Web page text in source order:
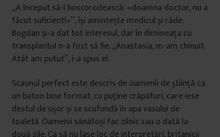
„A început să-l boscorodească: «doamna doctor, nu a
făcut suficient!»”, își amintește medicul și râde.
Bogdan și-a dat tot interesul, dar în dimineața cu
transplantul n-a fost să fie. „Anastasia, m-am chinuit.
Atât am putut”, i-a spus el.
Scaunul perfect este descris de oamenii de știință ca
un baton bine format, cu puține crăpături, care iese
destul de ușor și se scufundă în apa vasului de
toaletă. Oamenii sănătoși fac zilnic sau o dată la